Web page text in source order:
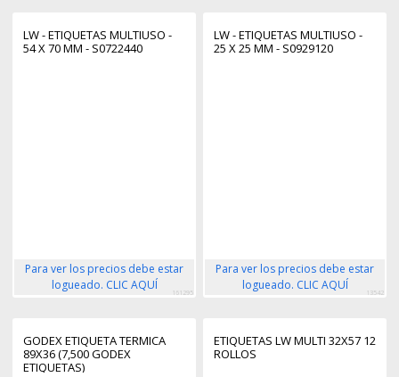
LW - ETIQUETAS MULTIUSO -
54 X 70 MM - S0722440
Para ver los precios debe estar
logueado. CLIC AQUÍ
161295
LW - ETIQUETAS MULTIUSO -
25 X 25 MM - S0929120
Para ver los precios debe estar
logueado. CLIC AQUÍ
13542
GODEX ETIQUETA TERMICA
89X36 (7,500 GODEX
ETIQUETAS)
ETIQUETAS LW MULTI 32X57 12
ROLLOS